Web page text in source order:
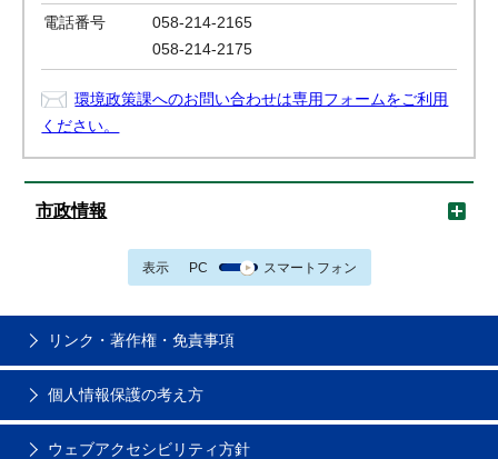
電話番号
058-214-2165
058-214-2175
環境政策課へのお問い合わせは専用フォームをご利用
ください。
市政情報
表示 PC スマートフォン
リンク・著作権・免責事項
個人情報保護の考え方
ウェブアクセシビリティ方針